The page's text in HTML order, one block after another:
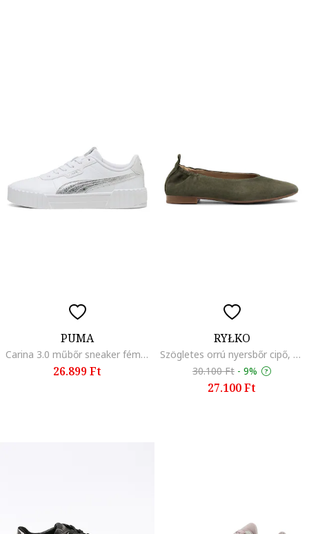
PUMA
Carina 3.0 műbőr sneaker fémes hatású logóval, Fehér/Ezüstszín
26.899 Ft
RYŁKO
Szögletes orrú nyersbőr cipő, Páfrányzöld
30.100 Ft - 9%
27.100 Ft